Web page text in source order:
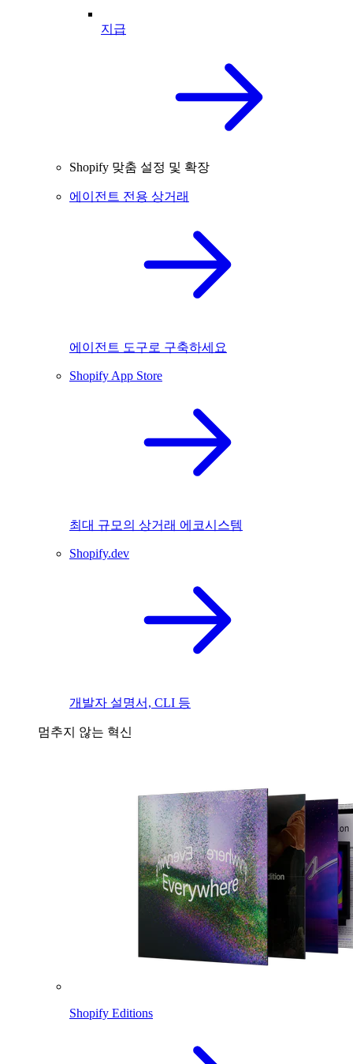
지급
Shopify 맞춤 설정 및 확장
에이전트 전용 상거래
에이전트 도구로 구축하세요
Shopify App Store
최대 규모의 상거래 에코시스템
Shopify.dev
개발자 설명서, CLI 등
멈추지 않는 혁신
Shopify Editions